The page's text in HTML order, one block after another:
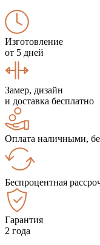
Изготовление
от 5 дней
Замер, дизайн
и доставка бесплатно
Оплата наличными,
Беспроцентная
Гарантия
2 года